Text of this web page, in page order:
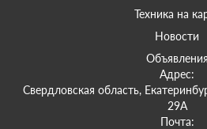
Техника на
Новости
Объявления
Адрес:
Свердловская область,
29А
Почта: